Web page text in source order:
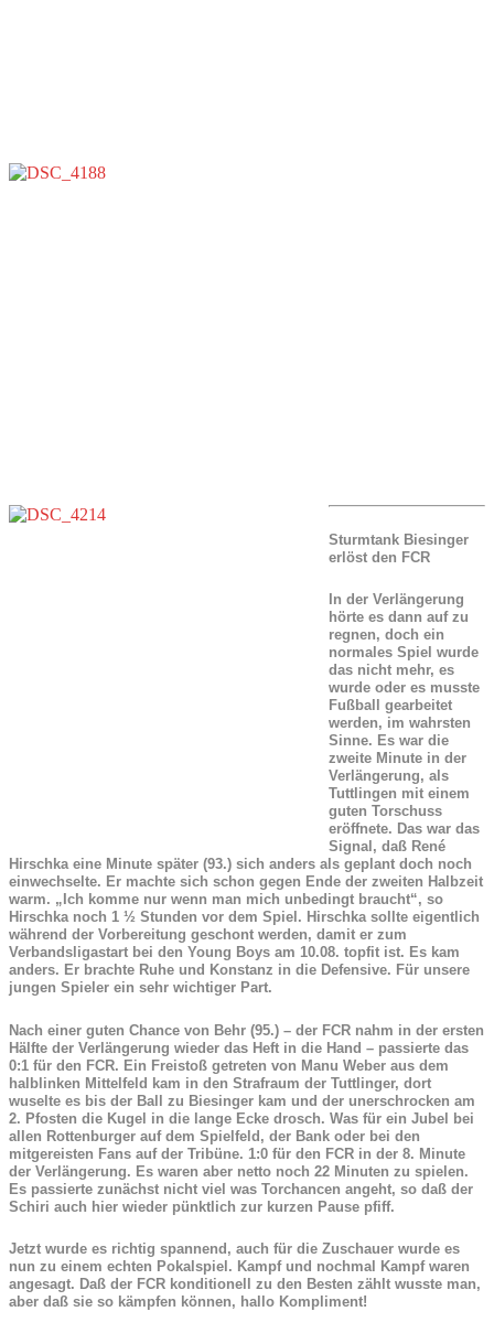
Sturmtank Biesinger
erlöst den FCR
In der Verlängerung
hörte es dann auf zu
regnen, doch ein
normales Spiel wurde
das nicht mehr, es
wurde oder es musste
Fußball gearbeitet
werden, im wahrsten
Sinne. Es war die
zweite Minute in der
Verlängerung, als
Tuttlingen mit einem
guten Torschuss
eröffnete. Das war das
Signal, daß René
Hirschka eine Minute später (93.) sich anders als geplant doch noch
einwechselte. Er machte sich schon gegen Ende der zweiten Halbzeit
warm. „Ich komme nur wenn man mich unbedingt braucht“, so
Hirschka noch 1 ½ Stunden vor dem Spiel. Hirschka sollte eigentlich
während der Vorbereitung geschont werden, damit er zum
Verbandsligastart bei den Young Boys am 10.08. topfit ist. Es kam
anders. Er brachte Ruhe und Konstanz in die Defensive. Für unsere
jungen Spieler ein sehr wichtiger Part.
Nach einer guten Chance von Behr (95.) – der FCR nahm in der ersten
Hälfte der Verlängerung wieder das Heft in die Hand – passierte das
0:1 für den FCR. Ein Freistoß getreten von Manu Weber aus dem
halblinken Mittelfeld kam in den Strafraum der Tuttlinger, dort
wuselte es bis der Ball zu Biesinger kam und der unerschrocken am
2. Pfosten die Kugel in die lange Ecke drosch. Was für ein Jubel bei
allen Rottenburger auf dem Spielfeld, der Bank oder bei den
mitgereisten Fans auf der Tribüne. 1:0 für den FCR in der 8. Minute
der Verlängerung. Es waren aber netto noch 22 Minuten zu spielen.
Es passierte zunächst nicht viel was Torchancen angeht, so daß der
Schiri auch hier wieder pünktlich zur kurzen Pause pfiff.
Jetzt wurde es richtig spannend, auch für die Zuschauer wurde es
nun zu einem echten Pokalspiel. Kampf und nochmal Kampf waren
angesagt. Daß der FCR konditionell zu den Besten zählt wusste man,
aber daß sie so kämpfen können, hallo Kompliment!